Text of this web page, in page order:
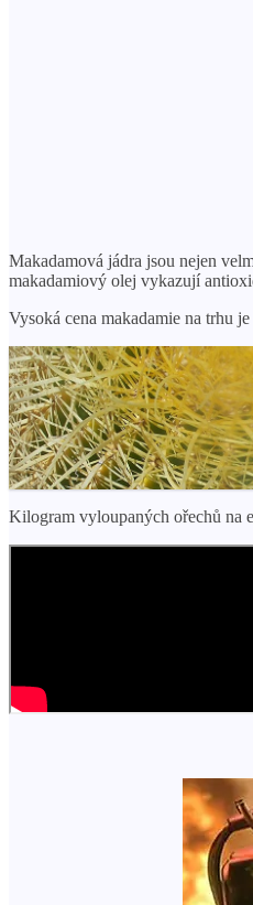
Makadamová jádra jsou nejen
makadamiový olej vykazují
Vysoká cena makadamie na trhu
Kilogram vyloupaných ořechů na